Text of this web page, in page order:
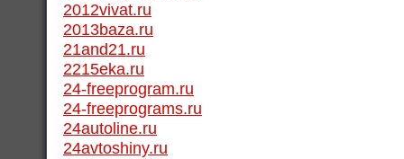
2012vivat.ru
2013baza.ru
21and21.ru
2215eka.ru
24-freeprogram.ru
24-freeprograms.ru
24autoline.ru
24avtoshiny.ru